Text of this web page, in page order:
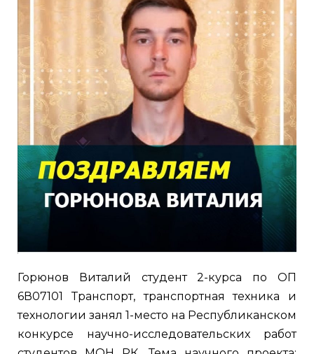
Горюнов Виталий студент 2-курса по ОП
6В07101 Транспорт, транспортная техника и
технологии занял 1-место на Республиканском
конкурсе научно-исследовательских работ